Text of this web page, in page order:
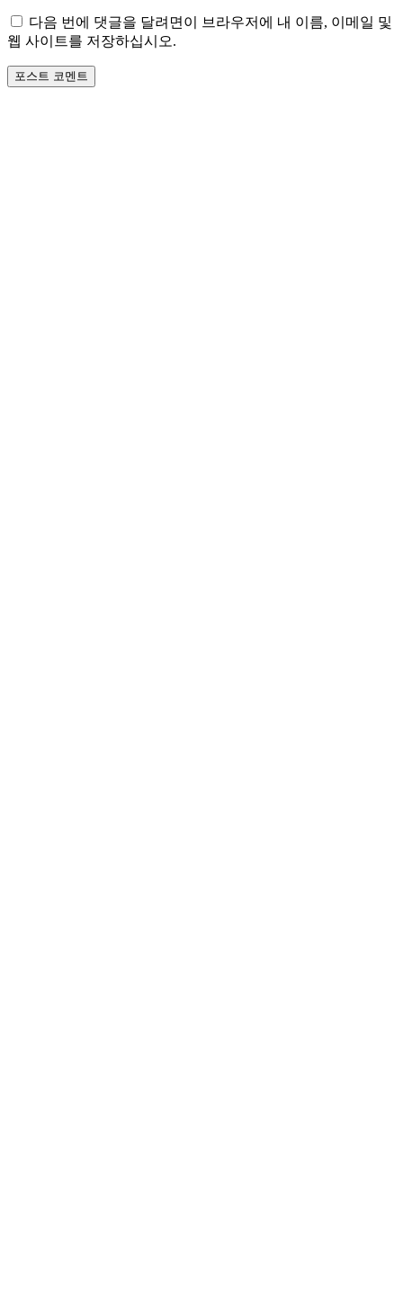
트
다음 번에 댓글을 달려면이 브라우저에 내 이름, 이메일 및
웹 사이트를 저장하십시오.